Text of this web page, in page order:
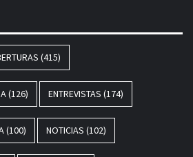
(415)
(126) ENTREVISTAS (174)
(100) NOTICIAS (102)